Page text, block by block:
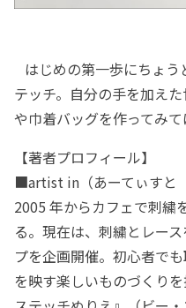
はじめの第一歩にちょ
テッチ。自分の手を加え
や巾着バッグを作ってみて
【著者プロフィール】
■artist in（あーてぃすと
2005 年からカフェで刺繍
る。現在は、刺繍とレー
プを企画開催。初心者で
を映す楽しいものづくり